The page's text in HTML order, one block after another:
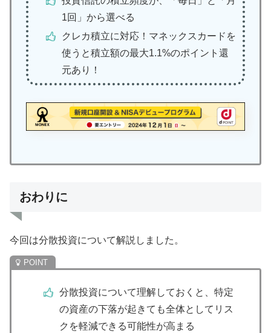
1回」から選べる
クレカ積立に対応！マネックスカードを
使うと積立額の最大1.1%のポイント還
元あり！
おわりに
今回は分散投資について解説しました。
分散投資について理解しておくと、特定
の資産の下落が起きても全体としてリス
クを軽減できる可能性が高まる